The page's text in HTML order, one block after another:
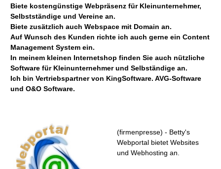
Biete kostengünstige Webpräsenz für Kleinunternehmer,
Selbstständige und Vereine an.
Biete zusätzlich auch Webspace mit Domain an.
Auf Wunsch des Kunden richte ich auch gerne ein Content
Management System ein.
In meinem kleinen Internetshop finden Sie auch nützliche
Software für Kleinunternehmer und Selbständige an.
Ich bin Vertriebspartner von KingSoftware. AVG-Software
und O&O Software.
(firmenpresse) - Betty's
Webportal bietet Websites
und Webhosting an.